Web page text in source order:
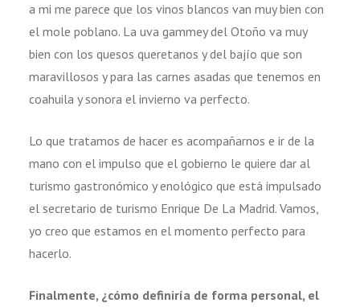
a mi me parece que los vinos blancos van muy bien con
el mole poblano. La uva gammey del Otoño va muy
bien con los quesos queretanos y del bajío que son
maravillosos y para las carnes asadas que tenemos en
coahuila y sonora el invierno va perfecto.
Lo que tratamos de hacer es acompañarnos e ir de la
mano con el impulso que el gobierno le quiere dar al
turismo gastronómico y enológico que está impulsado
el secretario de turismo Enrique De La Madrid. Vamos,
yo creo que estamos en el momento perfecto para
hacerlo.
Finalmente, ¿cómo definiría de forma personal, el